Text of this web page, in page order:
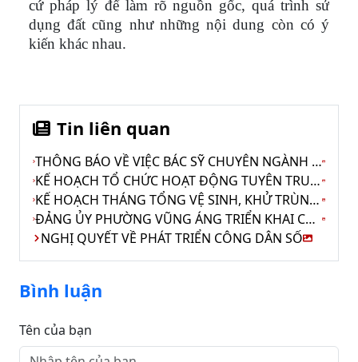
cứ pháp lý để làm rõ nguồn gốc, quá trình sử
dụng đất cũng như những nội dung còn có ý
kiến khác nhau.
Tin liên quan
THÔNG BÁO VỀ VIỆC BÁC SỸ CHUYÊN NGÀNH TIÊU HÓA CỦA ĐẠI HỌC Y HÀ NỘI VỀ KHÁM BỆNH, TƯ VẤN VÀ ĐIỀU TRỊ TẠI BỆNH VIỆN ĐA KHOA THỊ XÃ KỲ ANH.
KẾ HOẠCH TỔ CHỨC HOẠT ĐỘNG TUYÊN TRUYỀN CHÀO MỪNG CÁC NGÀY LỄ KỶ NIỆM TRONG THÁNG TÁM VÀ LIÊN HOAN VĂN NGHỆ QUẦN CHÚNG NĂM 2026.
KẾ HOẠCH THÁNG TỔNG VỆ SINH, KHỬ TRÙNG TIÊU ĐỘC MÔI TRƯỜNG PHÒNG CHỐNG DỊCH BỆNH TRÊN ĐỊA BÀN PHƯỜNG VŨNG ÁNG.
ĐẢNG ỦY PHƯỜNG VŨNG ÁNG TRIỂN KHAI CHIẾN DỊCH 100 NGÀY THỰC HIỆN CÁC NHIỆM VỤ CHUYỂN ĐỔI SỐ CỦA NGÀNH TỔ CHỨC XÂY DỰNG ĐẢNG
NGHỊ QUYẾT VỀ PHÁT TRIỂN CÔNG DÂN SỐ
Bình luận
Tên của bạn